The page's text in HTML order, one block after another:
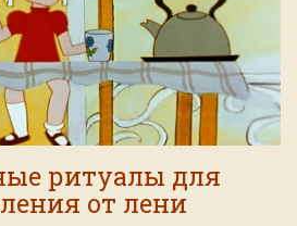
ритуалы для
от лени